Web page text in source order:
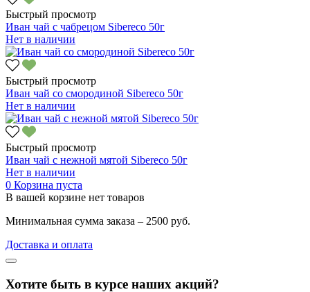
Быстрый просмотр
Иван чай с чабрецом Sibereco 50г
Нет в наличии
Быстрый просмотр
Иван чай со смородиной Sibereco 50г
Нет в наличии
Быстрый просмотр
Иван чай с нежной мятой Sibereco 50г
Нет в наличии
0 Корзина пуста
В вашей корзине нет товаров
Минимальная сумма заказа – 2500 руб.
Доставка и оплата
Хотите быть в курсе наших акций?